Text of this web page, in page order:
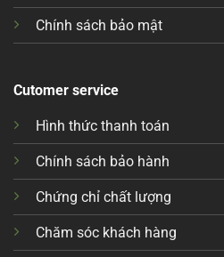
Chính sách bảo mật
Cutomer service
Hình thức thanh toán
Chính sách bảo hành
Chứng chỉ chất lượng
Chăm sóc khách hàng